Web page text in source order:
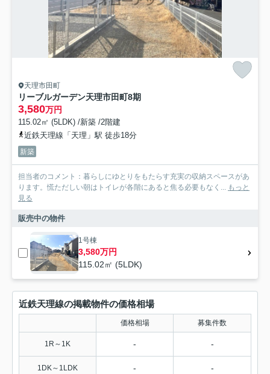
天理市田町
リーブルガーデン天理市田町8期
3,580万円
115.02㎡ (5LDK) /新築 /2階建
近鉄天理線「天理」駅 徒歩18分
新築
担当者のコメント：暮らしにゆとりをもたらす充実の収納スペースがあ
ります。慌ただしい朝はトイレが各階にあると焦る必要もなく... もっと
見る
販売中の物件
1号棟
3,580万円
115.02㎡ (5LDK)
近鉄天理線の掲載物件の価格相場
価格相場 募集件数
1R～1K - -
1DK～1LDK - -